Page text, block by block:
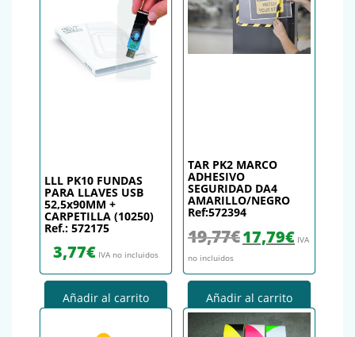
LLL PK10 FUNDAS
PARA LLAVES USB
52,5x90MM +
CARPETILLA (10250)
Ref.: 572175
3,77€ IVA no incluidos
Añadir al carrito
TAR PK2 MARCO
ADHESIVO
SEGURIDAD DA4
AMARILLO/NEGRO
Ref:572394
19,77€ El precio original era:
17,79€El precio
IVA
no incluidos
Añadir al carrito